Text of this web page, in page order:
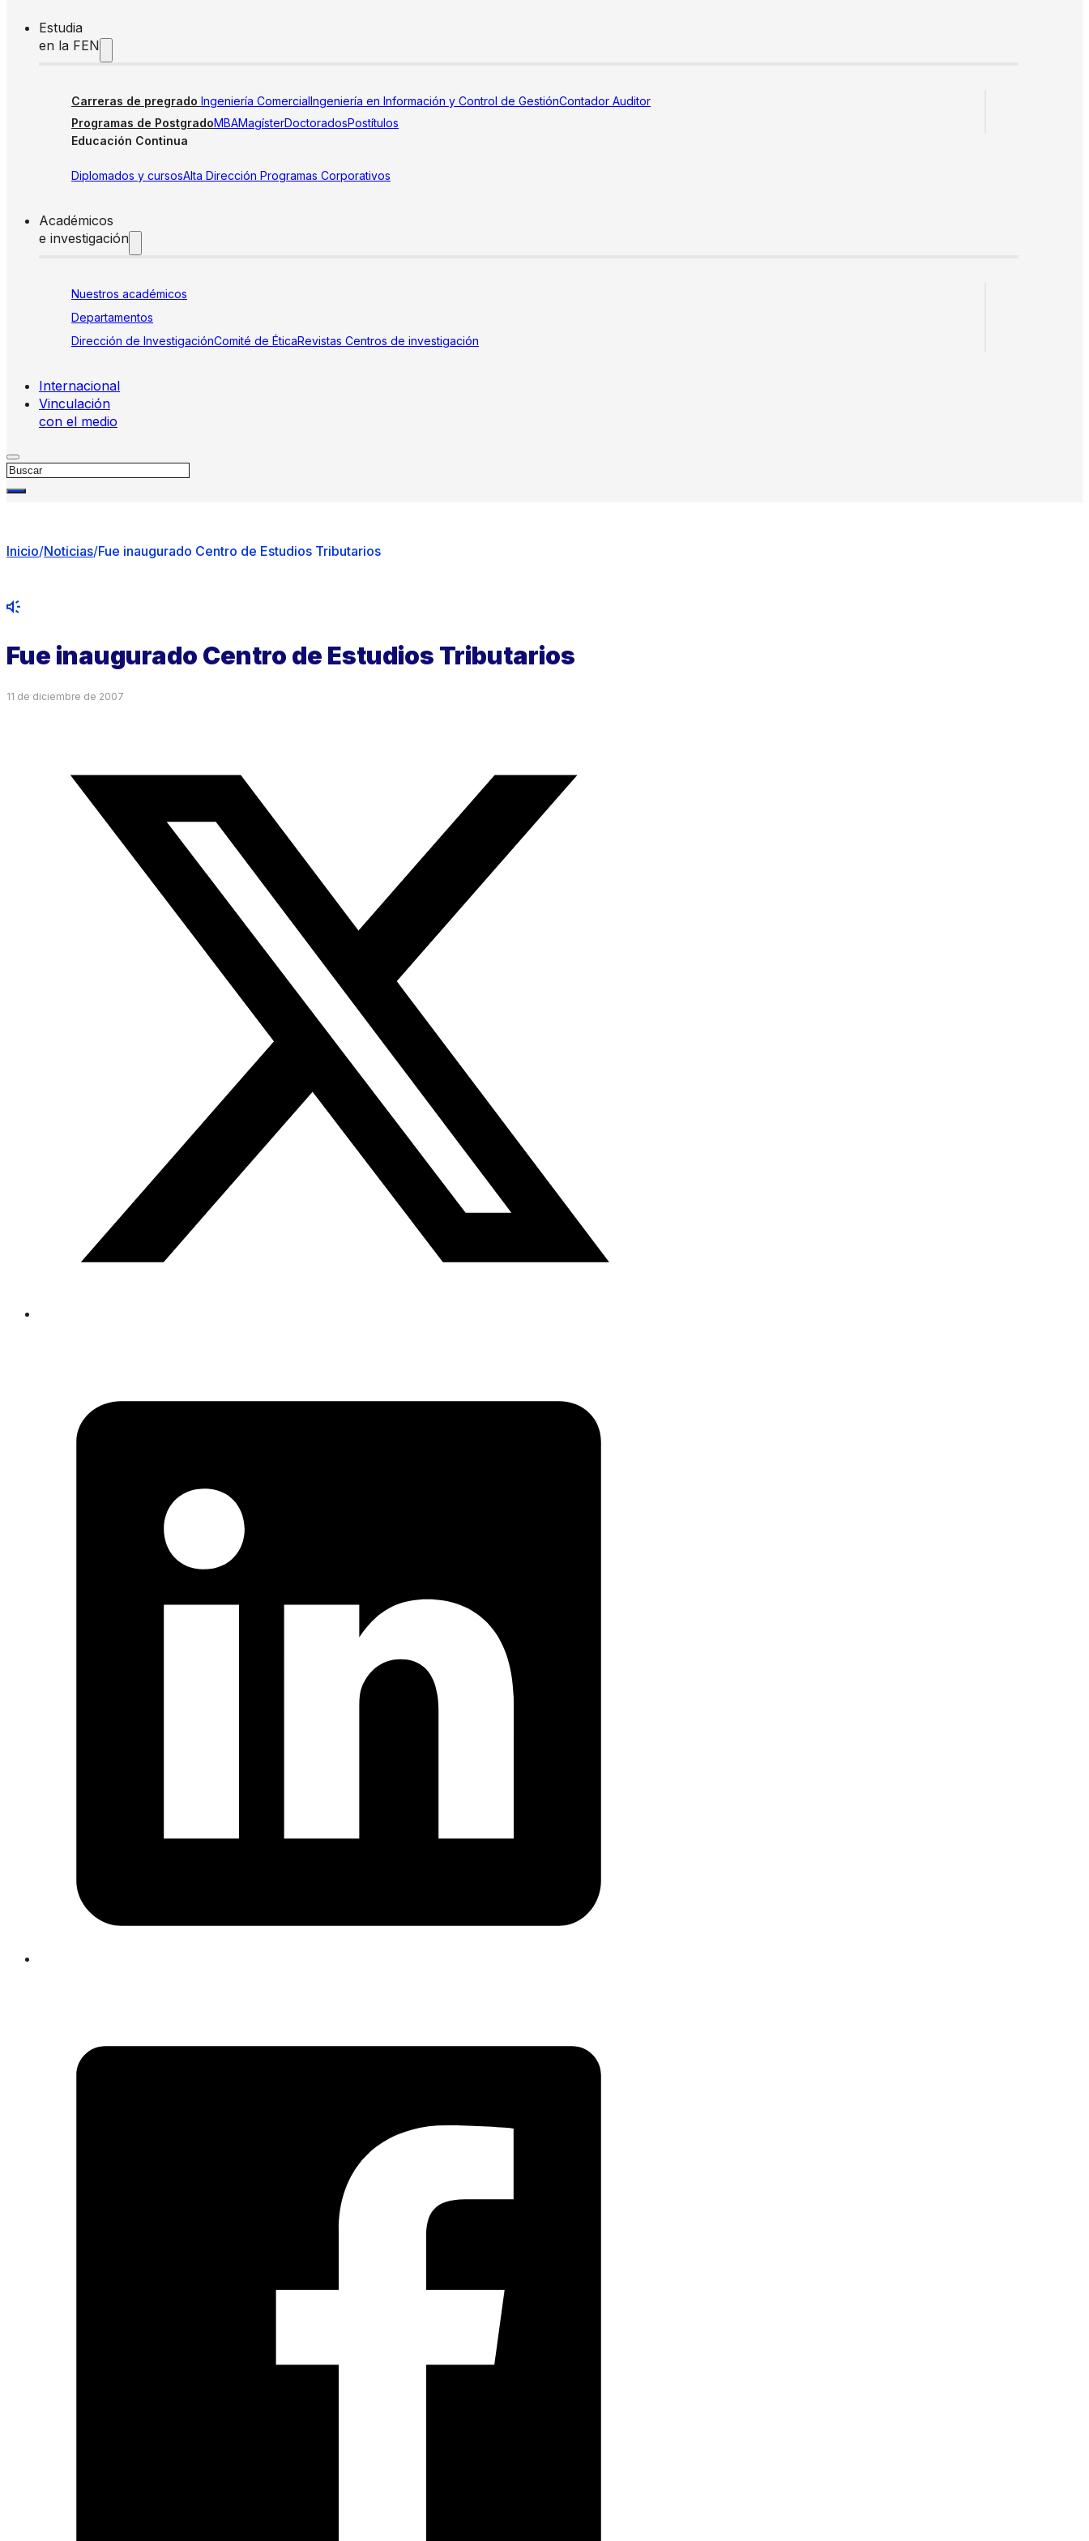
Estudia
en la FEN
Carreras de pregrado Ingeniería ComercialIngeniería en Información y Control de GestiónContador Auditor
Programas de PostgradoMBAMagísterDoctoradosPostítulos
Educación Continua
Diplomados y cursosAlta Dirección Programas Corporativos
Académicos
e investigación
Nuestros académicos
Departamentos
Dirección de InvestigaciónComité de ÉticaRevistas Centros de investigación
Internacional
Vinculación
con el medio
Buscar
Inicio/Noticias/Fue inaugurado Centro de Estudios Tributarios
Fue inaugurado Centro de Estudios Tributarios
11 de diciembre de 2007